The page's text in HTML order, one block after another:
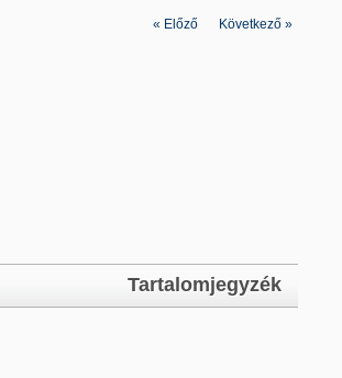
« Előző Következő »
Tartalomjegyzék